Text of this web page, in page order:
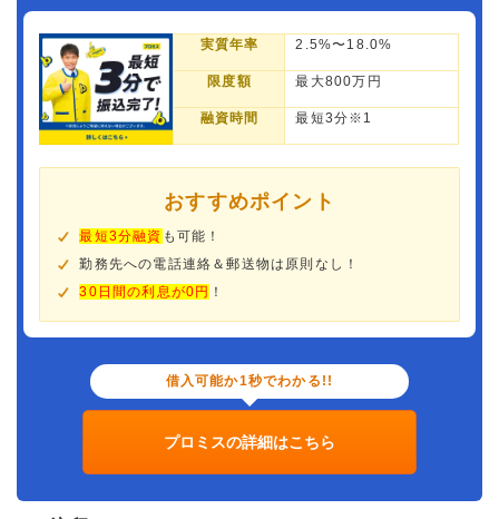
実質年率 2.5%〜18.0%
限度額 最大800万円
融資時間 最短3分※1
おすすめポイント
最短3分融資 も可能！
勤務先への電話連絡＆郵送物は原則なし！
30日間の利息が0円 ！
借入可能か1秒でわかる!!
プロミスの詳細はこちら